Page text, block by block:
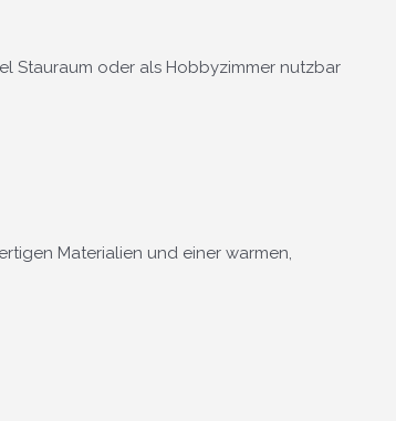
Stauraum oder als Hobbyzimmer nutzbar
Materialien und einer warmen,